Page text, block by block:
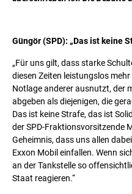
Güngör (SPD): „Das ist keine
„Für uns gilt, dass starke
diesen Zeiten leistungslos
Notlage anderer ausnutzt, der
abgeben als diejenigen, die
Das ist keine Strafe, das ist
der SPD-Fraktionsvorsitzende
Geheimnis, dass uns allen
Exxon Mobil einfallen. Wenn
an der Tankstelle so
Staat reagieren.“